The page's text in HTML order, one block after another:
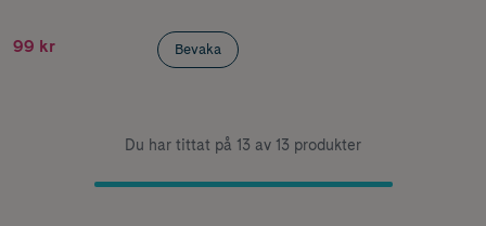
99 kr Bevaka
Du har tittat på 13 av 13 produkter